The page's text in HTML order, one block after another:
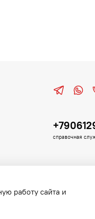
справочная
работу сайта и